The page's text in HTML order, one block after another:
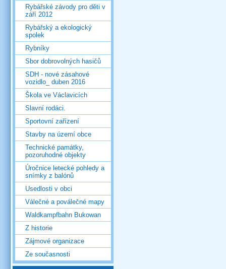
Rybářské závody pro děti v
září 2012
Rybářský a ekologický
spolek
Rybníky
Sbor dobrovolných hasičů
SDH - nové zásahové
vozidlo_ duben 2016
Škola ve Václavicích
Slavní rodáci.
Sportovní zařízení
Stavby na území obce
Technické památky,
pozoruhodné objekty
Úročnice letecké pohledy a
snímky z balónů
Usedlosti v obci
Válečné a poválečné mapy
Waldkampfbahn Bukowan
Z historie
Zájmové organizace
Ze současnosti